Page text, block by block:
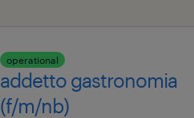
operational
addetto gastronomia
(f/m/nb)